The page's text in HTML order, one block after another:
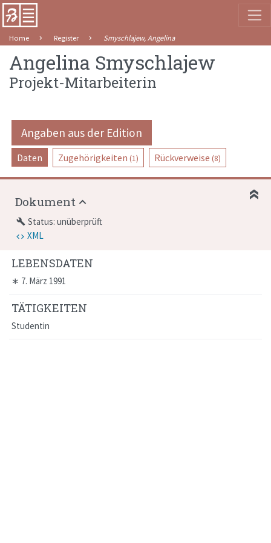
Home Register Smyschlajew, Angelina
Angelina Smyschlajew
Projekt-Mitarbeiterin
Angaben aus der Edition
Daten Zugehörigkeiten (1) Rückverweise (8)
LEBENSDATEN
∗ 7. März 1991
TÄTIGKEITEN
Studentin
Dokument
build Status: unüberprüft
XML